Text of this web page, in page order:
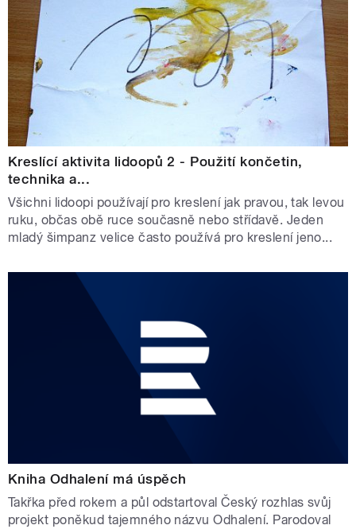
Kreslící aktivita lidoopů 2 - Použití končetin,
technika a...
Všichni lidoopi používají pro kreslení jak pravou, tak levou
ruku, občas obě ruce současně nebo střídavě. Jeden
mladý šimpanz velice často používá pro kreslení jeno...
Kniha Odhalení má úspěch
Takřka před rokem a půl odstartoval Český rozhlas svůj
projekt poněkud tajemného názvu Odhalení. Parodoval